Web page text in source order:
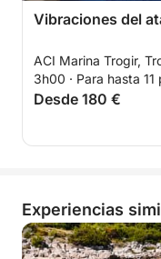
Vibraciones del
ACI Marina Trogir,
3h00 · Para hasta 11
Desde 180 €
Experiencias